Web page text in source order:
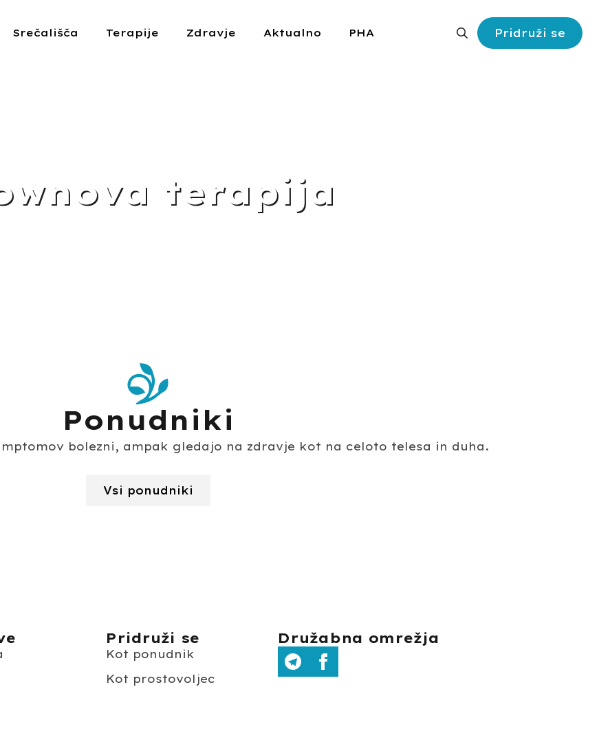
Srečališča Terapije Zdravje Aktualno PHA Pridruži se
terapija
Ponudniki
bolezni, ampak gledajo na zdravje kot na celoto telesa in duha.
Vsi ponudniki
Pridruži se
Kot ponudnik
Kot prostovoljec
Družabna omrežja